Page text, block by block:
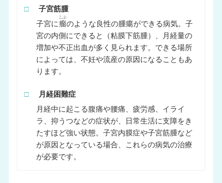
□
子宮筋腫
子宮に瘤
こぶ
のような良性の腫瘍ができる病気。子
宮の内側にできると（粘膜下筋腫）、月経量の
増加や不正出血が多く見られます。できる場所
によっては、不妊や流産の原因になることもあ
ります。
□
月経困難症
月経中に起こる腹痛や腰痛、疲労感、イライ
ラ、抑うつなどの症状が、日常生活に支障をき
たすほど強い状態。子宮内膜症や子宮筋腫など
が原因となっている場合、これらの病気の治療
が必要です。